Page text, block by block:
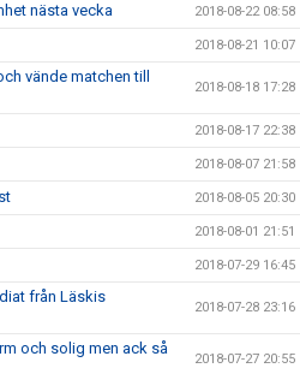
nästa vecka 2018-08-22 08:58
2018-08-21 10:07
vände matchen till
2018-08-18 17:28
2018-08-17 22:38
2018-08-07 21:58
2018-08-05 20:30
2018-08-01 21:51
2018-07-29 16:45
från Läskis
2018-07-28 23:16
och solig men ack så
2018-07-27 20:55